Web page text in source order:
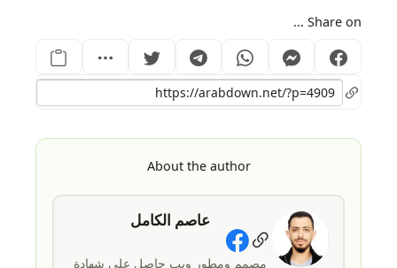
Share on ...
About the author
عاصم الكامل
Social Links
مصمم ومطور ويب حاصل على شهادة